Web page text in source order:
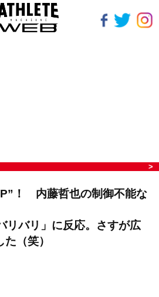
！ 内藤哲也の制御不能な
バリ」に反応。さすが広
（笑）